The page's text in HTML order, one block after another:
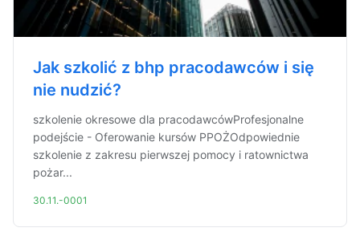
Jak szkolić z bhp pracodawców i się
nie nudzić?
szkolenie okresowe dla pracodawcówProfesjonalne
podejście - Oferowanie kursów PPOŻOdpowiednie
szkolenie z zakresu pierwszej pomocy i ratownictwa
pożar...
30.11.-0001